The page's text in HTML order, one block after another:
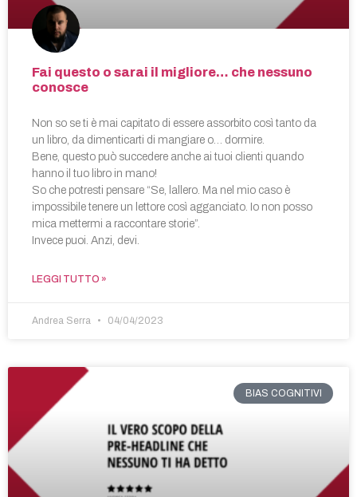
Fai questo o sarai il migliore… che nessuno
conosce
Non so se ti è mai capitato di essere assorbito così tanto da
un libro, da dimenticarti di mangiare o… dormire.
Bene, questo può succedere anche ai tuoi clienti quando
hanno il tuo libro in mano!
So che potresti pensare “Se, lallero. Ma nel mio caso è
impossibile tenere un lettore così agganciato. Io non posso
mica mettermi a raccontare storie”.
Invece puoi. Anzi, devi.
LEGGI TUTTO »
Andrea Serra 04/04/2023
BIAS COGNITIVI